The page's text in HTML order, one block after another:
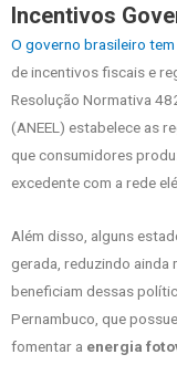
Incentivos
O governo brasileiro
de incentivos fiscais e
Resolução Normativa
(ANEEL) estabelece as
que consumidores
excedente com a rede
Além disso, alguns
gerada, reduzindo ainda
beneficiam dessas
Pernambuco, que
fomentar a energia